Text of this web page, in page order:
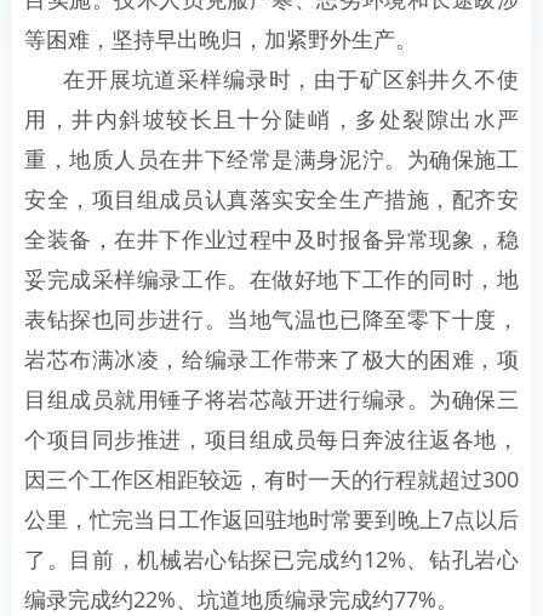
等困难，坚持早出晚归，加紧野外生产。
在开展坑道采样编录时，由于矿区斜井久不使
用，井内斜坡较长且十分陡峭，多处裂隙出水严
重，地质人员在井下经常是满身泥泞。为确保施工
安全，项目组成员认真落实安全生产措施，配齐安
全装备，在井下作业过程中及时报备异常现象，稳
妥完成采样编录工作。在做好地下工作的同时，地
表钻探也同步进行。当地气温也已降至零下十度，
岩芯布满冰凌，给编录工作带来了极大的困难，项
目组成员就用锤子将岩芯敲开进行编录。为确保三
个项目同步推进，项目组成员每日奔波往返各地，
因三个工作区相距较远，有时一天的行程就超过300
公里，忙完当日工作返回驻地时常要到晚上7点以后
了。目前，机械岩心钻探已完成约12%、钻孔岩心
编录完成约22%、坑道地质编录完成约77%。